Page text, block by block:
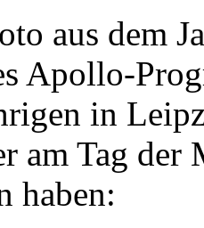
aus dem
Apollo-
in
am Tag
haben: